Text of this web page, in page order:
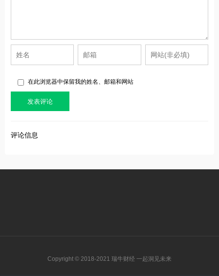
在此浏览器中保留我的姓名、邮箱和网站
评论信息
Copyright © 2018-2021 瑞牛财经 一起洞见未来